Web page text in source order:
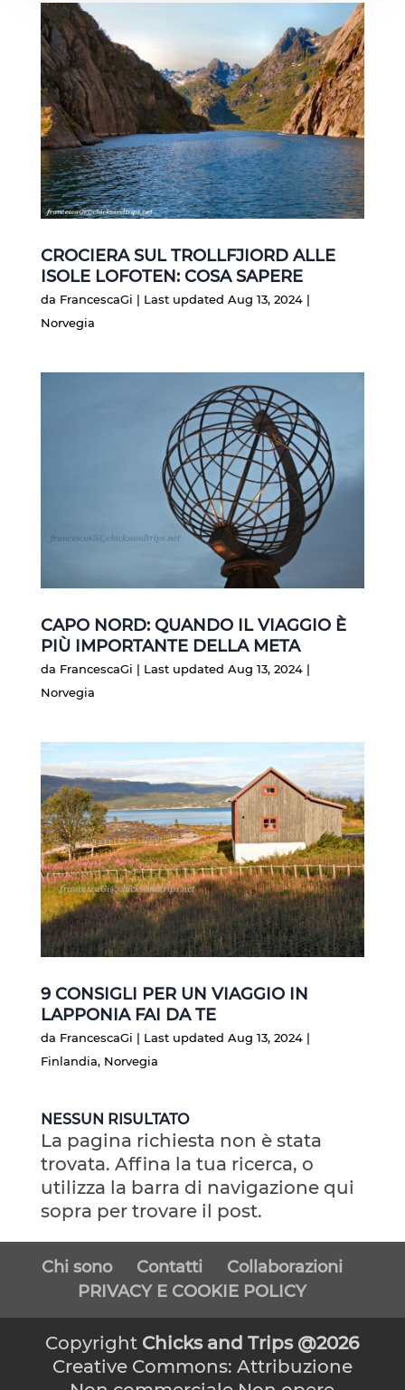
CROCIERA SUL TROLLFJIORD ALLE
ISOLE LOFOTEN: COSA SAPERE
da FrancescaGi | Last updated Aug 13, 2024|
Norvegia
CAPO NORD: QUANDO IL VIAGGIO È
PIÙ IMPORTANTE DELLA META
da FrancescaGi | Last updated Aug 13, 2024|
Norvegia
9 CONSIGLI PER UN VIAGGIO IN
LAPPONIA FAI DA TE
da FrancescaGi | Last updated Aug 13, 2024|
Finlandia, Norvegia
NESSUN RISULTATO
La pagina richiesta non è stata
trovata. Affina la tua ricerca, o
utilizza la barra di navigazione qui
sopra per trovare il post.
Chi sono Contatti
Collaborazioni
PRIVACY E COOKIE POLICY
Copyright Chicks and Trips @2026
Creative Commons: Attribuzione